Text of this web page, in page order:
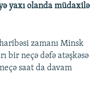
yaxı olanda müdaxilə
zamanı Minsk
bir neçə dəfə atəşkəsə
saat da davam